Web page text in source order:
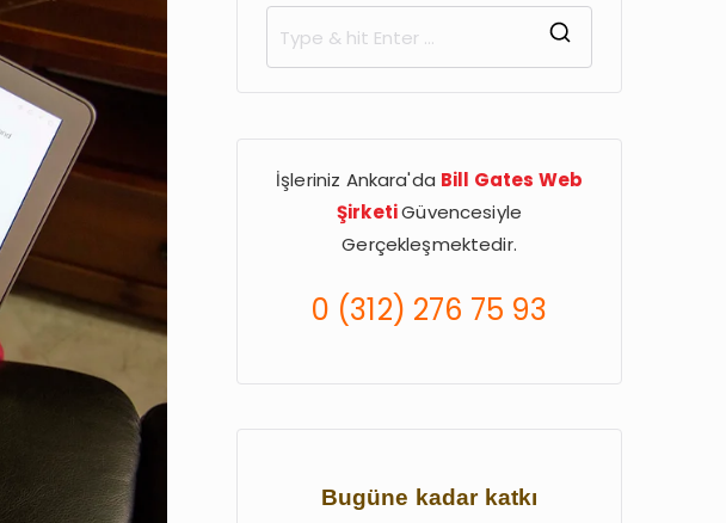
r
İşleriniz Ankara'da Bill Gates Web
ŞirketiGüvencesiyle
Gerçekleşmektedir.
0 (312) 276 75 93
Bugüne kadar katkı